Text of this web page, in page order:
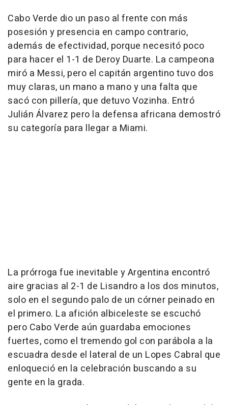
Cabo Verde dio un paso al frente con más
posesión y presencia en campo contrario,
además de efectividad, porque necesitó poco
para hacer el 1-1 de Deroy Duarte. La campeona
miró a Messi, pero el capitán argentino tuvo dos
muy claras, un mano a mano y una falta que
sacó con pillería, que detuvo Vozinha. Entró
Julián Álvarez pero la defensa africana demostró
su categoría para llegar a Miami.
La prórroga fue inevitable y Argentina encontró
aire gracias al 2-1 de Lisandro a los dos minutos,
solo en el segundo palo de un córner peinado en
el primero. La afición albiceleste se escuchó
pero Cabo Verde aún guardaba emociones
fuertes, como el tremendo gol con parábola a la
escuadra desde el lateral de un Lopes Cabral que
enloqueció en la celebración buscando a su
gente en la grada.